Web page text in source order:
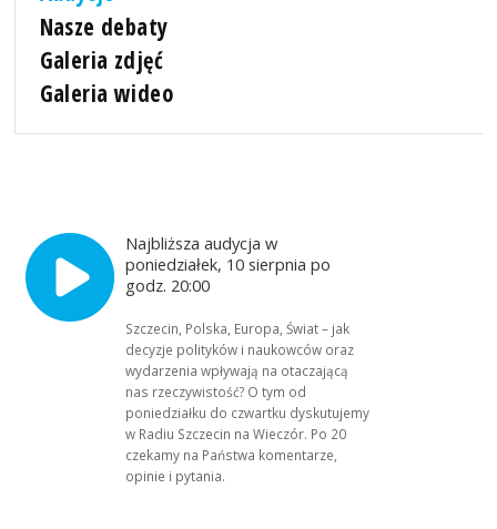
Nasze debaty
Galeria zdjęć
Galeria wideo
Najbliższa audycja w
poniedziałek, 10 sierpnia po
godz. 20:00
Szczecin, Polska, Europa, Świat – jak
decyzje polityków i naukowców oraz
wydarzenia wpływają na otaczającą
nas rzeczywistość? O tym od
poniedziałku do czwartku dyskutujemy
w Radiu Szczecin na Wieczór. Po 20
czekamy na Państwa komentarze,
opinie i pytania.